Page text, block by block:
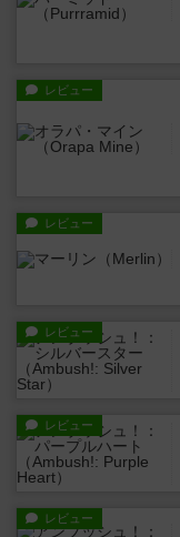
レビュー
レビュー
レビュー
レビュー
レビュー